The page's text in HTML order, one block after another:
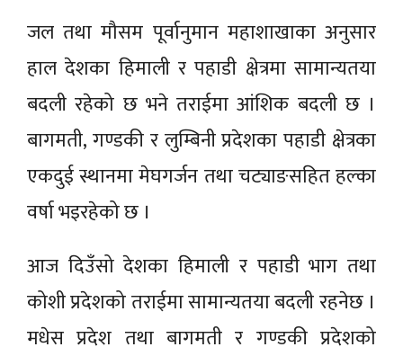
जल तथा मौसम पूर्वानुमान महाशाखाका अनुसार
हाल देशका हिमाली र पहाडी क्षेत्रमा सामान्यतया
बदली रहेको छ भने तराईमा आंशिक बदली छ ।
बागमती, गण्डकी र लुम्बिनी प्रदेशका पहाडी क्षेत्रका
एकदुई स्थानमा मेघगर्जन तथा चट्याङसहित हल्का
वर्षा भइरहेको छ ।
आज दिउँसो देशका हिमाली र पहाडी भाग तथा
कोशी प्रदेशको तराईमा सामान्यतया बदली रहनेछ ।
मधेस प्रदेश तथा बागमती र गण्डकी प्रदेशको